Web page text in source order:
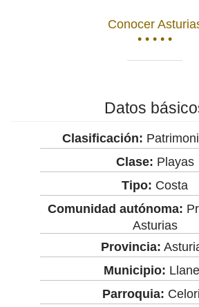
Conocer
• • • • •
Datos
Clasificación:
Clase: Playas
Tipo: Costa
Comunidad autónoma:
Asturias
Provincia:
Municipio:
Parroquia: